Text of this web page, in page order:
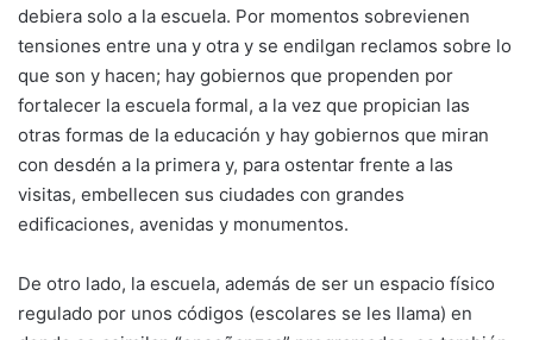
debiera solo a la escuela. Por momentos sobrevienen
tensiones entre una y otra y se endilgan reclamos sobre lo
que son y hacen; hay gobiernos que propenden por
fortalecer la escuela formal, a la vez que propician las
otras formas de la educación y hay gobiernos que miran
con desdén a la primera y, para ostentar frente a las
visitas, embellecen sus ciudades con grandes
edificaciones, avenidas y monumentos.
De otro lado, la escuela, además de ser un espacio físico
regulado por unos códigos (escolares se les llama) en